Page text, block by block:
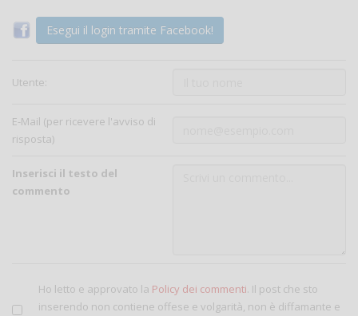
Esegui il login tramite Facebook!
Utente:
E-Mail (per ricevere l'avviso di
risposta)
Inserisci il testo del
commento
Ho letto e approvato la Policy dei commenti. Il post che sto
inserendo non contiene offese e volgarità, non è diffamante e